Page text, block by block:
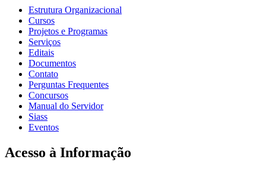
Estrutura Organizacional
Cursos
Projetos e Programas
Serviços
Editais
Documentos
Contato
Perguntas Frequentes
Concursos
Manual do Servidor
Siass
Eventos
Acesso à Informação